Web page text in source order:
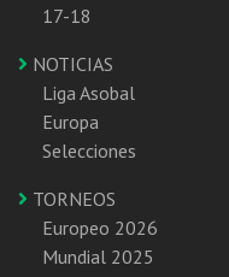
17-18
NOTICIAS
Liga Asobal
Europa
Selecciones
TORNEOS
Europeo 2026
Mundial 2025